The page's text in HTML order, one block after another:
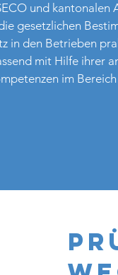
und
gesetzlichen
in den Betrieben
mit Hilfe ihrer
im Bereich